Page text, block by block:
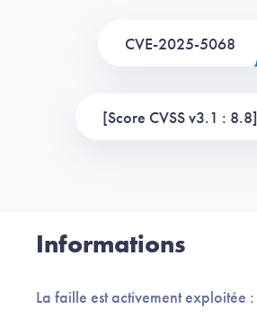
CVE-2025-5068
[Score CVSS v3.1 : 8.8]
Informations
La faille est activement exploitée :